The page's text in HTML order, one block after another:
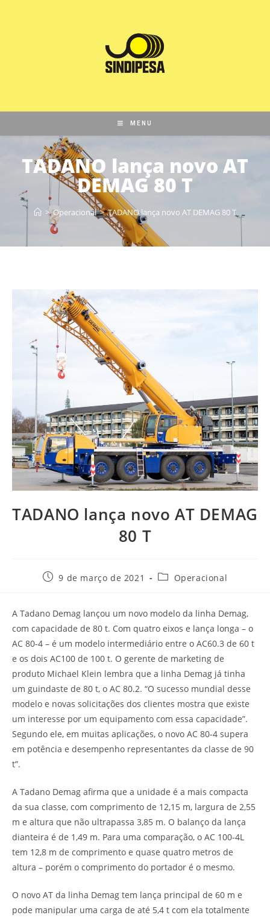
MENU
TADANO lança novo AT
DEMAG 80 T
> Operacional > TADANO lança novo AT DEMAG 80 T
TADANO lança novo AT DEMAG
80 T
9 de março de 2021 Operacional
A Tadano Demag lançou um novo modelo da linha Demag,
com capacidade de 80 t. Com quatro eixos e lança longa – o
AC 80-4 – é um modelo intermediário entre o AC60.3 de 60 t
e os dois AC100 de 100 t. O gerente de marketing de
produto Michael Klein lembra que a linha Demag já tinha
um guindaste de 80 t, o AC 80.2. “O sucesso mundial desse
modelo e novas solicitações dos clientes mostra que existe
um interesse por um equipamento com essa capacidade”.
Segundo ele, em muitas aplicações, o novo AC 80-4 supera
em potência e desempenho representantes da classe de 90
t”.
A Tadano Demag afirma que a unidade é a mais compacta
da sua classe, com comprimento de 12,15 m, largura de 2,55
m e altura que não ultrapassa 3,85 m. O balanço da lança
dianteira é de 1,49 m. Para uma comparação, o AC 100-4L
tem 12,8 m de comprimento e quase quatro metros de
altura – porém o comprimento do portador é o mesmo.
O novo AT da linha Demag tem lança principal de 60 m e
pode manipular uma carga de até 5,4 t com ela totalmente